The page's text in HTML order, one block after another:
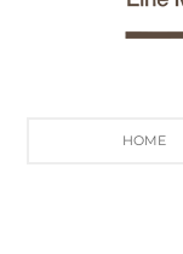
HOME